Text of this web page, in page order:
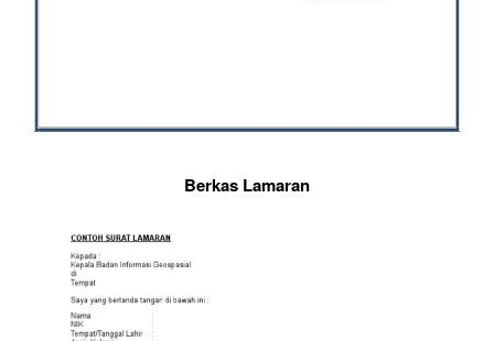
Berkas Lamaran